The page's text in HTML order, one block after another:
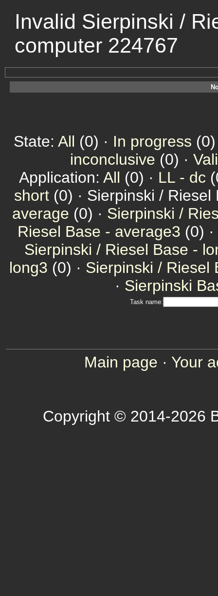
Invalid Sierpinski /
computer 224767
State: All (0) · In progress
inconclusive (0) ·
Application: All (0) · LL - dc
short (0) · Sierpinski /
average (0) · Sierpinski /
Riesel Base - average3 (0) ·
Sierpinski / Riesel Base -
long3 (0) · Sierpinski / Riesel
· Sierpinski
Task name:
Main page · Your
Copyright © 2014-2026